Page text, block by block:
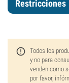
Restricciones
Todos los
y no para
venden como
por favor,